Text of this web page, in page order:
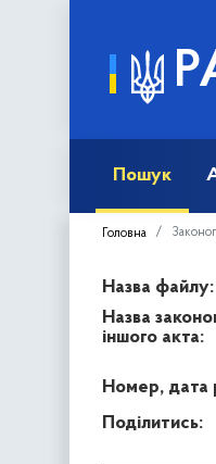
Пошук
Головна
Назва файлу:
Назва
іншого акта:
Номер, дата
Поділитись: